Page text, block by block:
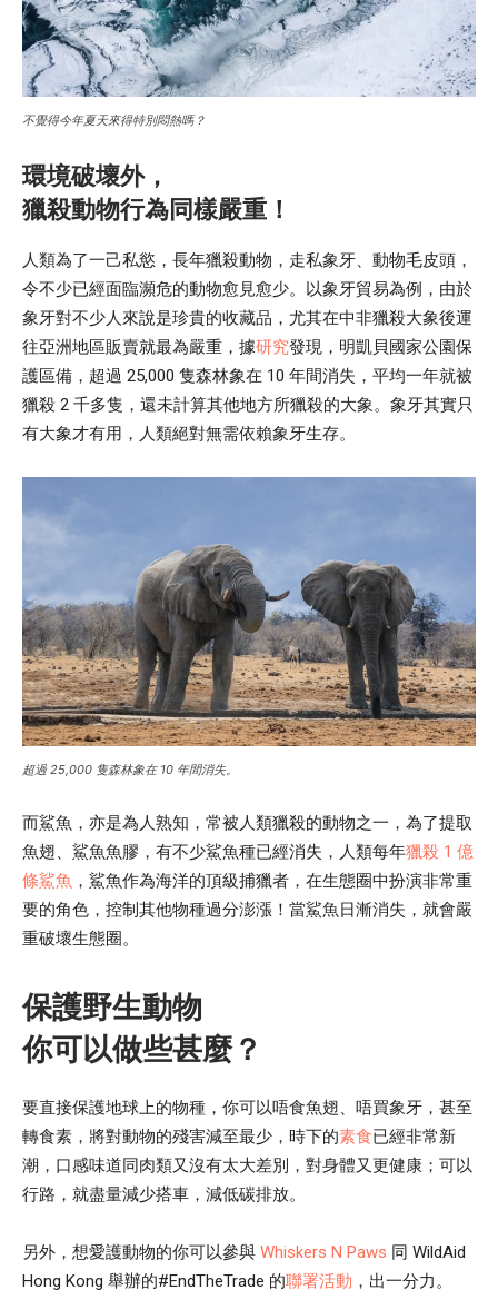
不覺得今年夏天來得特別悶熱嗎？
環境破壞外，
獵殺動物行為同樣嚴重！
人類為了一己私慾，長年獵殺動物，走私象牙、動物毛皮頭，
令不少已經面臨瀕危的動物愈見愈少。以象牙貿易為例，由於
象牙對不少人來說是珍貴的收藏品，尤其在中非獵殺大象後運
往亞洲地區販賣就最為嚴重，據研究發現，明凱貝國家公園保
護區備，超過 25,000 隻森林象在 10 年間消失，平均一年就被
獵殺 2 千多隻，還未計算其他地方所獵殺的大象。象牙其實只
有大象才有用，人類絕對無需依賴象牙生存。
超過 25,000 隻森林象在 10 年間消失。
而鯊魚，亦是為人熟知，常被人類獵殺的動物之一，為了提取
魚翅、鯊魚魚膠，有不少鯊魚種已經消失，人類每年獵殺 1 億
條鯊魚 ，鯊魚作為海洋的頂級捕獵者，在生態圈中扮演非常重
要的角色，控制其他物種過分澎漲！當鯊魚日漸消失，就會嚴
重破壞生態圈。
保護野生動物
你可以做些甚麼？
要直接保護地球上的物種，你可以唔食魚翅、唔買象牙，甚至
轉食素，將對動物的殘害減至最少，時下的素食已經非常新
潮，口感味道同肉類又沒有太大差別，對身體又更健康；可以
行路，就盡量減少搭車，減低碳排放。
另外，想愛護動物的你可以參與 Whiskers N Paws 同 WildAid
Hong Kong 舉辦的#EndTheTrade 的聯署活動 ，出一分力。